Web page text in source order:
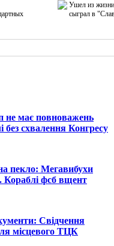
Ушел из жизни
сыграл в
не має повноважень
без схвалення Конгресу
пекло: Мегавибухи
Кораблі фсб вщент
Свідчення
місцевого ТЦК